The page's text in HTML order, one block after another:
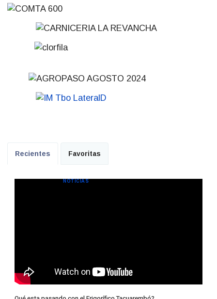
Recientes Favoritas
NOTICIAS